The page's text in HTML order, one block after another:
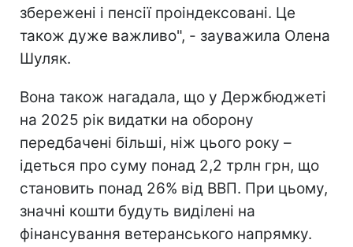
збережені і пенсії проіндексовані. Це
також дуже важливо", - зауважила Олена
Шуляк.
Вона також нагадала, що у Держбюджеті
на 2025 рік видатки на оборону
передбачені більші, ніж цього року –
ідеться про суму понад 2,2 трлн грн, що
становить понад 26% від ВВП. При цьому,
значні кошти будуть виділені на
фінансування ветеранського напрямку.